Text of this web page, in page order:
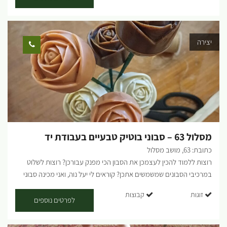
שלכם ולעוף, כל אחד יכול. הסטודיו יכול להכיל עד 30 איש ...
יצירה
מסלול 63 – סבוני בוטיק טבעיים בעבודת יד
כתובת: 63, מושב מסלול
רוצות ללמוד להכין לעצמכן את הסבון הכי מפנק עבורכן? רוצות לשלוט
במרכיבי הסבונים שמשמשים אתכן? קוראים לי יעל נוה, ואני מכינה סבוני
אתכן להכין סבון טבעי, עשיר ומפנק ללא חומרים מזיקים. ואם תרצו, תוכלו
להעשירו במגוון צמחים מרפא שאני מגדלת בעצמי. בסבונים שאני מכינה
אני חוגגת את אהבתי לטבע, לבריאות וליצירה. הגינה שלי היא מקור
זוגות קבוצות
לפרטים נוספים